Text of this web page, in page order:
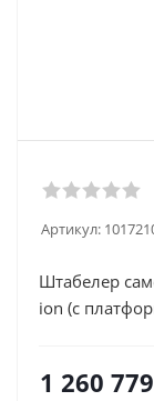
Артикул:
Штабелер
ion (с
1 260